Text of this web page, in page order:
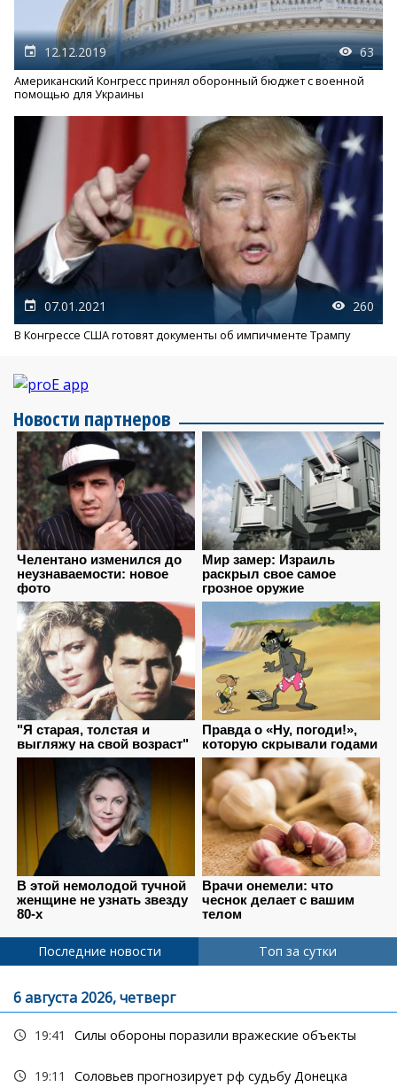
12.12.2019 63
Американский Конгресс принял оборонный бюджет с военной
помощью для Украины
07.01.2021 260
В Конгрессе США готовят документы об импичменте Трампу
Новости партнеров
Последние новости Топ за сутки
6 августа 2026, четверг
19:41 Силы обороны поразили вражеские объекты
19:11 Соловьев прогнозирует рф судьбу Донецка